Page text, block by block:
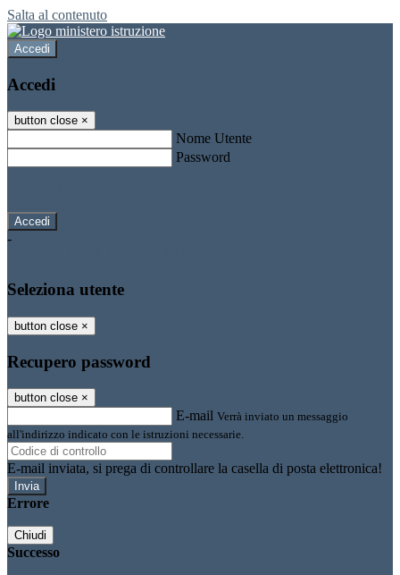
Salta al contenuto
Accedi
Accedi
button close ×
Nome Utente
Password
-
Seleziona utente
button close ×
Recupero password
button close ×
E-mail Verrà inviato un messaggio
all'indirizzo indicato con le istruzioni necessarie.
E-mail inviata, si prega di controllare la casella di posta elettronica!
Errore
Chiudi
Successo